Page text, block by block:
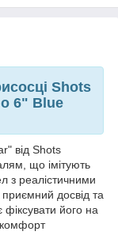
Shots
6" Blue
від Shots
що імітують
з реалістичними
досвід та
фіксувати його на
комфорт